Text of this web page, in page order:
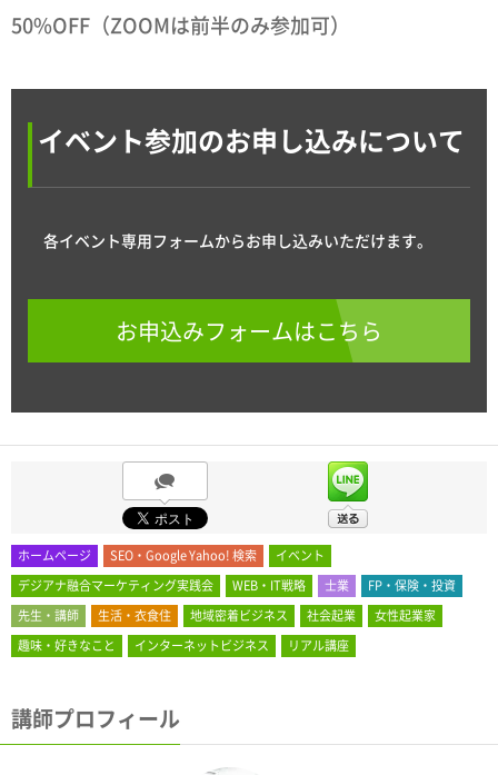
50%OFF（ZOOMは前半のみ参加可）
イベント参加のお申し込みについて
各イベント専用フォームからお申し込みいただけます。
お申込みフォームはこちら
ホームページ SEO・Google Yahoo! 検索
イベント
デジアナ融合マーケティング実践会
WEB・IT戦略 士業
FP・保険・投資
先生・講師
生活・衣食住 地域密着ビジネス 社会起業
女性起業家
趣味・好きなこと
インターネットビジネス リアル講座
講師プロフィール